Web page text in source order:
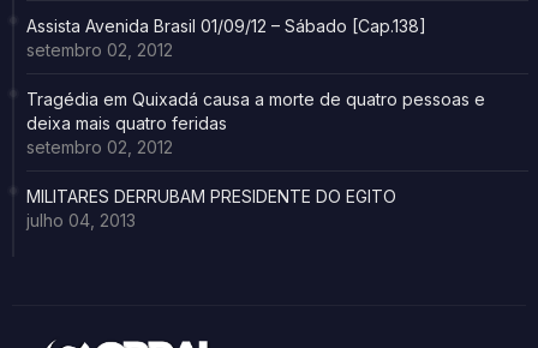
Assista Avenida Brasil 01/09/12 – Sábado [Cap.138]
setembro 02, 2012
Tragédia em Quixadá causa a morte de quatro pessoas e
deixa mais quatro feridas
setembro 02, 2012
MILITARES DERRUBAM PRESIDENTE DO EGITO
julho 04, 2013